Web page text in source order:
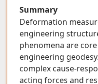
Summary
Deformation
engineering
phenomena are
engineering
complex cause-
acting forces and